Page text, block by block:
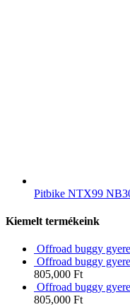
Pitbike NTX99
Kiemelt termékeink
Offroad buggy
Offroad buggy
805,000 Ft
Offroad buggy
805,000 Ft